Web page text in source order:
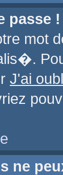
passe !
J'ai
ne